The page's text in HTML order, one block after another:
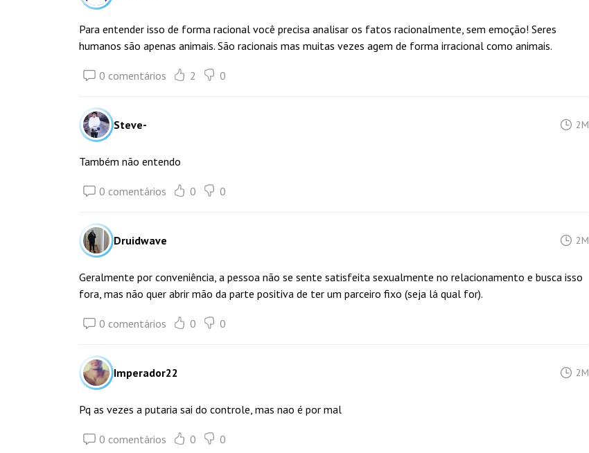
Para entender isso de forma racional você precisa analisar os fatos racionalmente, sem emoção! Seres
humanos são apenas animais. São racionais mas muitas vezes agem de forma irracional como animais.
0 comentários 2 0
Steve- 2M
Também não entendo
0 comentários 0 0
Druidwave 2M
Geralmente por conveniência, a pessoa não se sente satisfeita sexualmente no relacionamento e busca isso
fora, mas não quer abrir mão da parte positiva de ter um parceiro fixo (seja lá qual for).
0 comentários 0 0
Imperador22 2M
Pq as vezes a putaria sai do controle, mas nao é por mal
0 comentários 0 0